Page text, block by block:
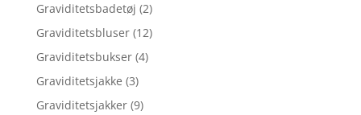
Graviditetsbadetøj (2)
Graviditetsbluser (12)
Graviditetsbukser (4)
Graviditetsjakke (3)
Graviditetsjakker (9)